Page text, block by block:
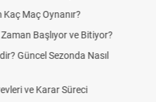
ve Sonuç Kavramları
Futbol Kuralları
Hangi Organizasyonlarda
Açıklanacak 2026? ÖSYM Sonuç